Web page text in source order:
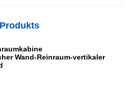
Wand-Reinraum-vertikaler